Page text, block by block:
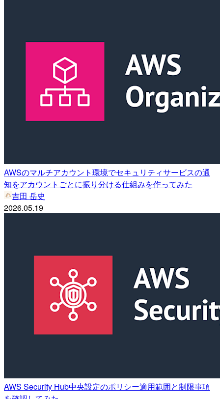
AWSのマルチアカウント環境でセキュリティサービスの通
知をアカウントごとに振り分ける仕組みを作ってみた
吉田 岳史
2026.05.19
AWS Security Hub中央設定のポリシー適用範囲と制限事項